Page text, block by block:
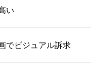
い
でビジュアル訴求